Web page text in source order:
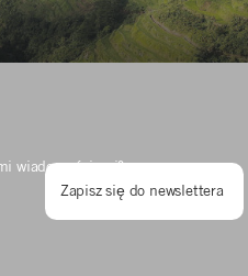
wiadomościami?
Zapisz się do newslettera